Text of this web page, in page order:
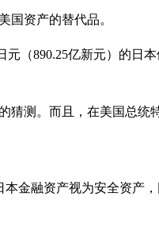
国资产的替代品。
（890.25亿新元）的日
测。而且，在美国总
金融资产视为安全资产